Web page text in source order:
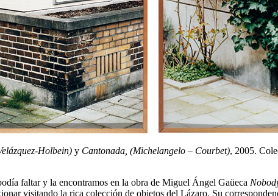
Holbein) y Cantonada, (Michelangelo – Courbet), 2005.
faltar y la encontramos en la obra de Miguel Ángel Gaüeca
visitando la rica colección de objetos del Lázaro. Su